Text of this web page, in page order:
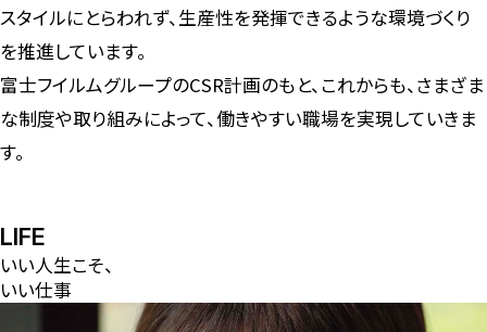
スタイルにとらわれず、生産性を発揮できるような環境づくり
を推進しています。
富士フイルムグループのCSR計画のもと、これからも、さまざま
な制度や取り組みによって、働きやすい職場を実現していきま
す。
LIFE
いい人生こそ、
いい仕事